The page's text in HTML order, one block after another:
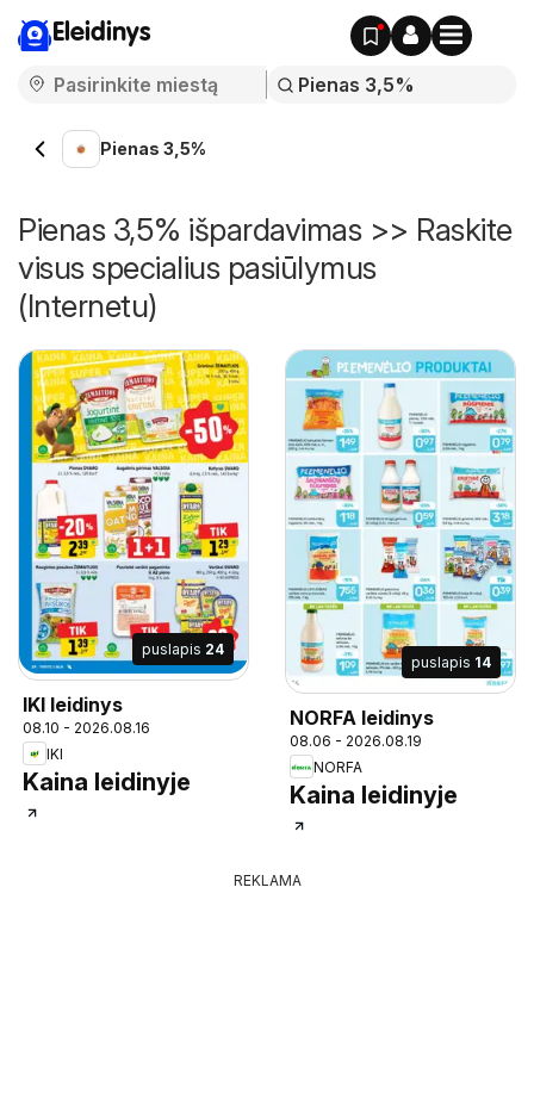
Eleidinys
Pienas 3,5%
Pienas 3,5% išpardavimas >> Raskite
visus specialius pasiūlymus
(Internetu)
puslapis 24
IKI leidinys
08.10 - 2026.08.16
IKI
Kaina leidinyje
puslapis 14
NORFA leidinys
08.06 - 2026.08.19
NORFA
Kaina leidinyje
REKLAMA